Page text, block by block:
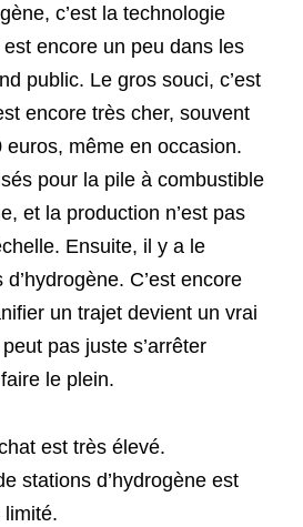
c’est la technologie
est encore un peu dans les
public. Le gros souci, c’est
encore très cher, souvent
même en occasion.
pour la pile à combustible
et la production n’est pas
Ensuite, il y a le
C’est encore
un trajet devient un vrai
pas juste s’arrêter
le plein.
est très élevé.
stations d’hydrogène est
limité.